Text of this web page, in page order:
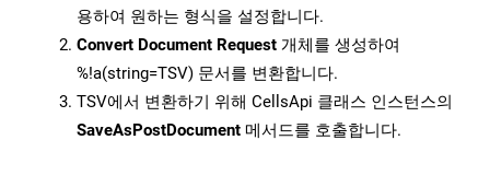
용하여 원하는 형식을 설정합니다.
Convert Document Request 개체를 생성하여
%!a(string=TSV) 문서를 변환합니다.
TSV에서 변환하기 위해 CellsApi 클래스 인스턴스의
SaveAsPostDocument 메서드를 호출합니다.